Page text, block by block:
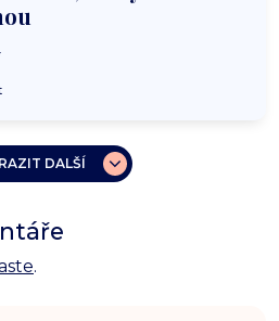
DALŠÍ
.